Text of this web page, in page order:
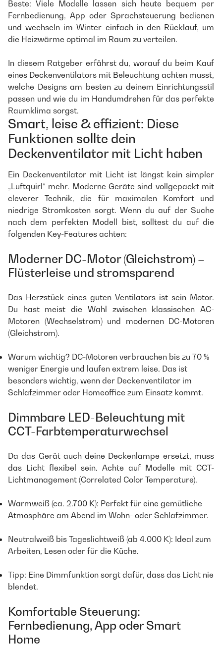
Beste: Viele Modelle lassen sich heute bequem per
Fernbedienung, App oder Sprachsteuerung bedienen
und wechseln im Winter einfach in den Rücklauf, um
die Heizwärme optimal im Raum zu verteilen.
In diesem Ratgeber erfährst du, worauf du beim Kauf
eines Deckenventilators mit Beleuchtung achten musst,
welche Designs am besten zu deinem Einrichtungsstil
passen und wie du im Handumdrehen für das perfekte
Raumklima sorgst.
Smart, leise & effizient: Diese
Funktionen sollte dein
Deckenventilator mit Licht haben
Ein Deckenventilator mit Licht ist längst kein simpler
„Luftquirl“ mehr. Moderne Geräte sind vollgepackt mit
cleverer Technik, die für maximalen Komfort und
niedrige Stromkosten sorgt. Wenn du auf der Suche
nach dem perfekten Modell bist, solltest du auf die
folgenden Key-Features achten:
Moderner DC-Motor (Gleichstrom) –
Flüsterleise und stromsparend
Das Herzstück eines guten Ventilators ist sein Motor.
Du hast meist die Wahl zwischen klassischen AC-
Motoren (Wechselstrom) und modernen DC-Motoren
(Gleichstrom).
Warum wichtig? DC-Motoren verbrauchen bis zu 70 %
weniger Energie und laufen extrem leise. Das ist
besonders wichtig, wenn der Deckenventilator im
Schlafzimmer oder Homeoffice zum Einsatz kommt.
Dimmbare LED-Beleuchtung mit
CCT-Farbtemperaturwechsel
Da das Gerät auch deine Deckenlampe ersetzt, muss
das Licht flexibel sein. Achte auf Modelle mit CCT-
Lichtmanagement (Correlated Color Temperature).
Warmweiß (ca. 2.700 K): Perfekt für eine gemütliche
Atmosphäre am Abend im Wohn- oder Schlafzimmer.
Neutralweiß bis Tageslichtweiß (ab 4.000 K): Ideal zum
Arbeiten, Lesen oder für die Küche.
Tipp: Eine Dimmfunktion sorgt dafür, dass das Licht nie
blendet.
Komfortable Steuerung:
Fernbedienung, App oder Smart
Home